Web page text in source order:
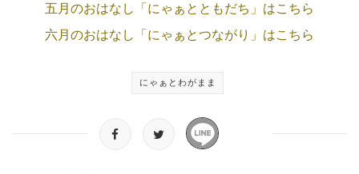
五月のおはなし「にゃぁとともだち」はこちら
六月のおはなし「にゃぁとつながり」はこちら
にゃぁとわがまま